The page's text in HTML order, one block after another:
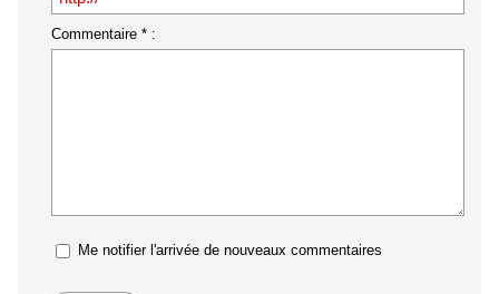
Commentaire * :
Me notifier l'arrivée de nouveaux commentaires